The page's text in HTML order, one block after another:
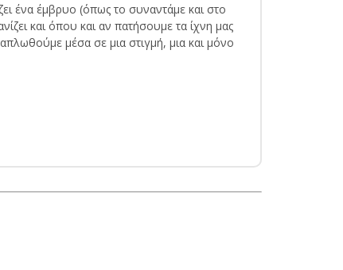
ένα έμβρυο (όπως το συναντάμε και στο
και όπου και αν πατήσουμε τα ίχνη μας
μέσα σε μια στιγμή, μια και μόνο